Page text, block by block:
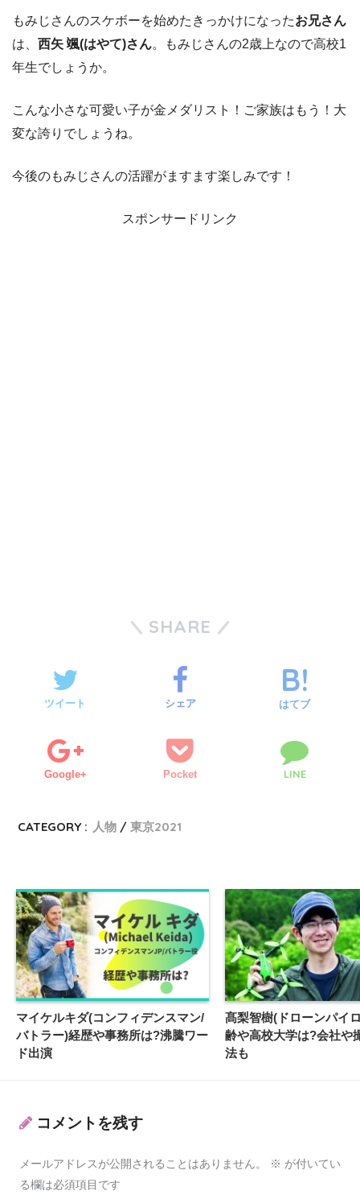
もみじさんのスケボーを始めたきっかけになったお兄さん
は、 西矢 颯(はやて)さん。もみじさんの2歳上なので高校1
年生でしょうか。
こんな小さな可愛い子が金メダリスト！ご家族はもう！大
変な誇りでしょうね。
今後のもみじさんの活躍がますます楽しみです！
スポンサードリンク
SHARE
ツイート シェア はてブ
Google+ Pocket LINE
CATEGORY : 人物 東京2021
マイケルキダ(コンフィデンスマン/
バトラー)経歴や事務所は?沸騰ワー
ド出演
髙梨智樹(ドローンパイ
齢や高校大学は?会社や
法も
コメントを残す
メールアドレスが公開されることはありません。 ※ が付いてい
る欄は必須項目です